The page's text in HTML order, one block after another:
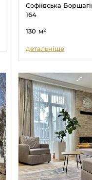
Софіївська
164
130 м²
детальніше